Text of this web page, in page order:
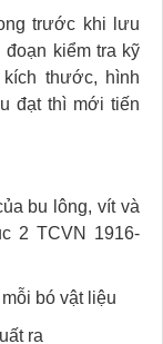
trước khi lưu
đoạn kiểm tra kỹ
thước, hình
đạt thì mới tiến
bu lông, vít và
2 TCVN 1916-
bó vật liệu
ra